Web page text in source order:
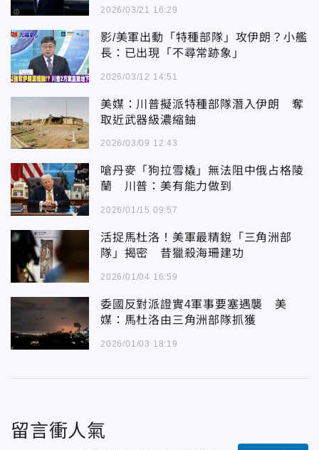
2026/03/21 16:29
影/美軍出動「特種部隊」攻伊朗？小艦
長：已出現「不尋常跡象」
2026/03/12 14:51
美媒：川普擬派特種部隊潛入伊朗 奪
取近武器級濃縮鈾
2026/03/09 12:43
嗆丹麥「狗拉雪橇」無法阻中俄占格陵
蘭 川普：美有能力做到
2026/01/15 09:57
活捉馬杜洛！美軍最精銳「三角洲部
隊」揭密 昔獵殺海珊建功
2026/01/04 16:59
委國反對派證實4軍事要塞遇襲 美
媒：馬杜洛由三角洲部隊抓獲
2026/01/03 18:19
留言衝人氣